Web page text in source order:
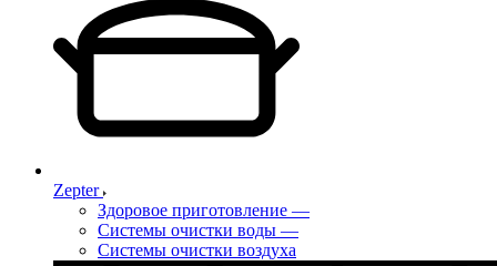
Zepter
Здоровое приготовление —
Системы очистки воды —
Системы очистки воздуха